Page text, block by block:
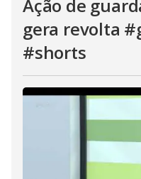
Ação de
gera revolta
#shorts